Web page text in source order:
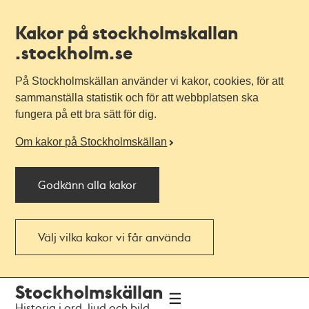
Kakor på stockholmskallan
.stockholm.se
På Stockholmskällan använder vi kakor, cookies, för att
sammanställa statistik och för att webbplatsen ska
fungera på ett bra sätt för dig.
Om kakor på Stockholmskällan
Godkänn alla kakor
Välj vilka kakor vi får använda
navigationen
huvudinnehållet
Stockholmskällan